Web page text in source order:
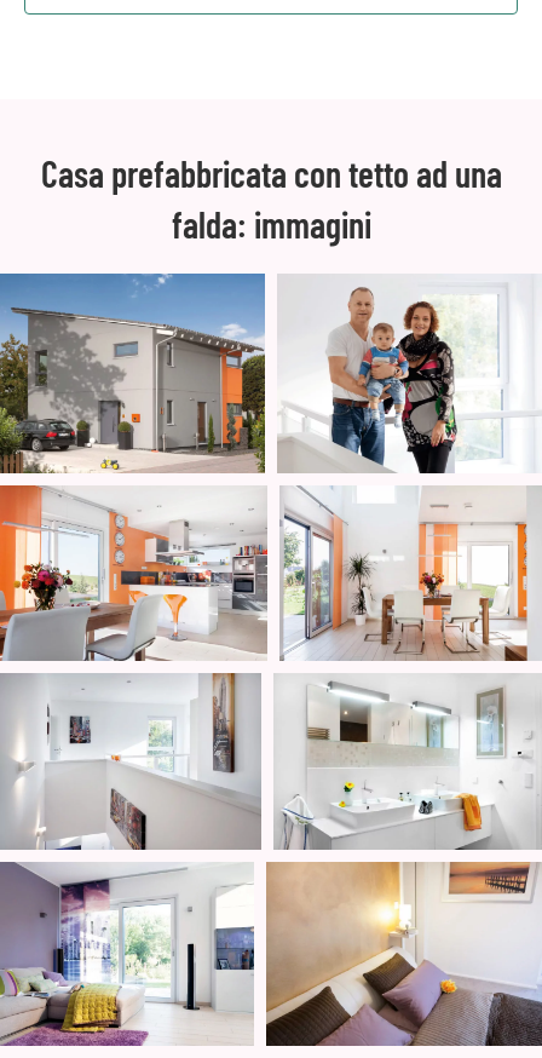
Casa prefabbricata con tetto ad una
falda: immagini